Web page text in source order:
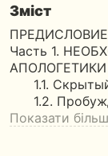
Зміст
ПРЕДИСЛОВИЕ
Часть 1.
АПОЛОГЕТИКИ
1.1. Скрытый
1.2.
Показати